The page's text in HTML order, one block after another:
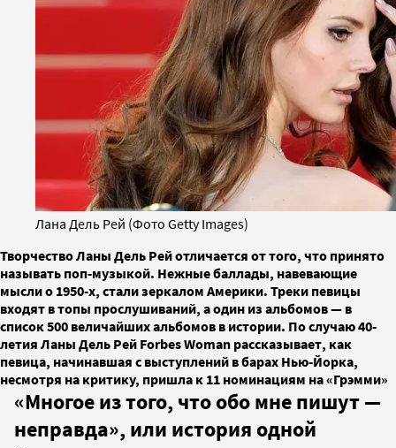
Лана Дель Рей (Фото Getty Images)
Творчество Ланы Дель Рей отличается от того, что принято
называть поп-музыкой. Нежные баллады, навевающие
мысли о 1950-х, стали зеркалом Америки. Треки певицы
входят в топы прослушиваний, а один из альбомов — в
список 500 величайших альбомов в истории. По случаю 40-
летия Ланы Дель Рей Forbes Woman рассказывает, как
певица, начинавшая с выступлений в барах Нью-Йорка,
несмотря на критику, пришла к 11 номинациям на «Грэмми»
«Многое из того, что обо мне пишут —
неправда», или история одной